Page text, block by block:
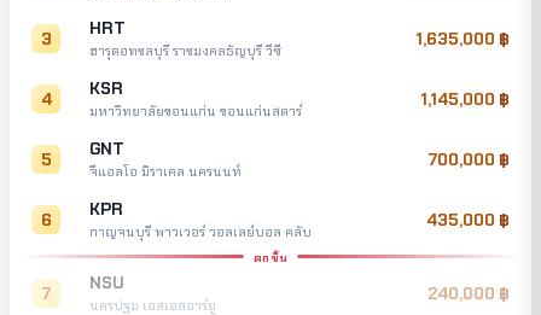
3 HRT
ฮารุดอทชลบุรี ราชมงคลธัญบุรี วีซี
1,635,000
4 KSR
มหาวิทยาลัยขอนแก่น ขอนแก่นสตาร์
1,145,000
5 GNT
จีแอลโอ มิราเคล นครนนท์
700,000
6 KPR
กาญจนบุรี พาวเวอร์ วอลเลย์บอล คลับ
435,000
ตกชั้น
7 NSU
นครปฐม เอสเอสอาร์ยู
240,000